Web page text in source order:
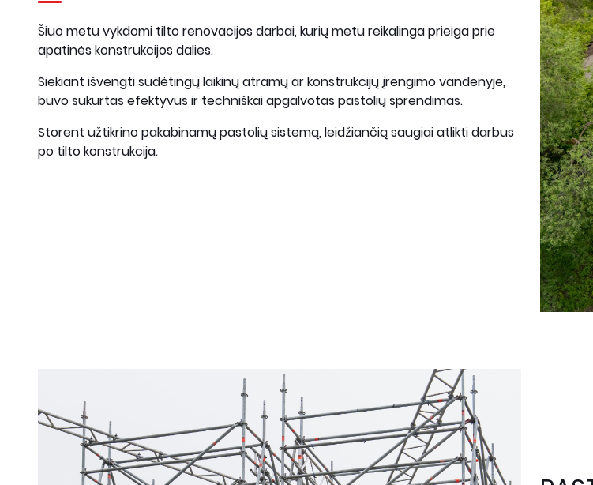
Šiuo metu vykdomi tilto renovacijos darbai, kurių metu reikalinga prieiga prie
apatinės konstrukcijos dalies.
Siekiant išvengti sudėtingų laikinų atramų ar konstrukcijų įrengimo vandenyje,
buvo sukurtas efektyvus ir techniškai apgalvotas pastolių sprendimas.
Storent užtikrino pakabinamų pastolių sistemą, leidžiančią saugiai atlikti darbus
po tilto konstrukcija.